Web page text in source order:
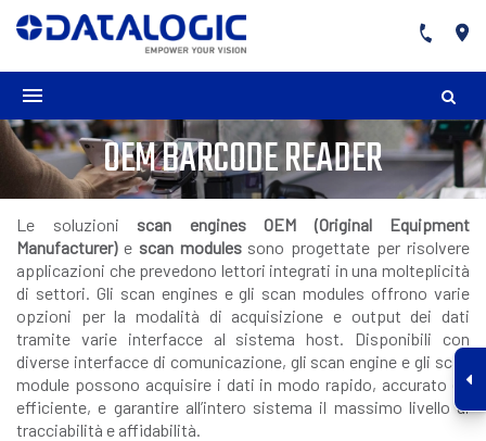
OEM BARCODE READER
Le soluzioni scan engines OEM (Original Equipment
Manufacturer)e scan modulessono progettate per risolvere
applicazioni che prevedono lettori integrati in una molteplicità
di settori. Gli scan engines e gli scan modules offrono varie
opzioni per la modalità di acquisizione e output dei dati
tramite varie interfacce al sistema host. Disponibili con
diverse interfacce di comunicazione, gli scan engine e gli scan
module possono acquisire i dati in modo rapido, accurato ed
efficiente, e garantire all’intero sistema il massimo livello di
tracciabilità e affidabilità.